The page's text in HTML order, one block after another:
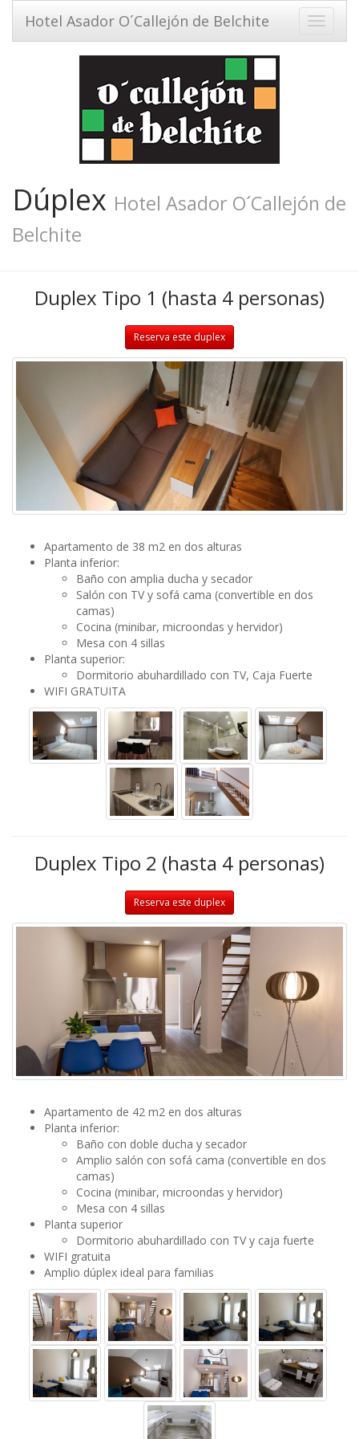
Toggle
Hotel Asador O´Callejón de Belchite
Dúplex Hotel Asador O´Callejón de
Belchite
Duplex Tipo 1 (hasta 4 personas)
Reserva este duplex
Apartamento de 38 m2 en dos alturas
Planta inferior:
Baño con amplia ducha y secador
Salón con TV y sofá cama (convertible en dos
camas)
Cocina (minibar, microondas y hervidor)
Mesa con 4 sillas
Planta superior:
Dormitorio abuhardillado con TV, Caja Fuerte
WIFI GRATUITA
Duplex Tipo 2 (hasta 4 personas)
Reserva este duplex
Apartamento de 42 m2 en dos alturas
Planta inferior:
Baño con doble ducha y secador
Amplio salón con sofá cama (convertible en dos
camas)
Cocina (minibar, microondas y hervidor)
Mesa con 4 sillas
Planta superior
Dormitorio abuhardillado con TV y caja fuerte
WIFI gratuita
Amplio dúplex ideal para familias